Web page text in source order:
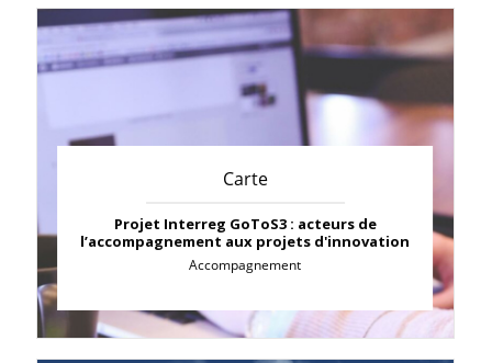
Carte
Projet Interreg GoToS3 : acteurs de
l’accompagnement aux projets d'innovation
Accompagnement